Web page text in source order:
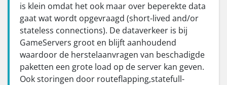
is klein omdat het ook maar over beperekte data
gaat wat wordt opgevraagd (short-lived and/or
stateless connections). De dataverkeer is bij
GameServers groot en blijft aanhoudend
waardoor de herstelaanvragen van beschadigde
paketten een grote load op de server kan geven.
Ook storingen door routeflapping,statefull-